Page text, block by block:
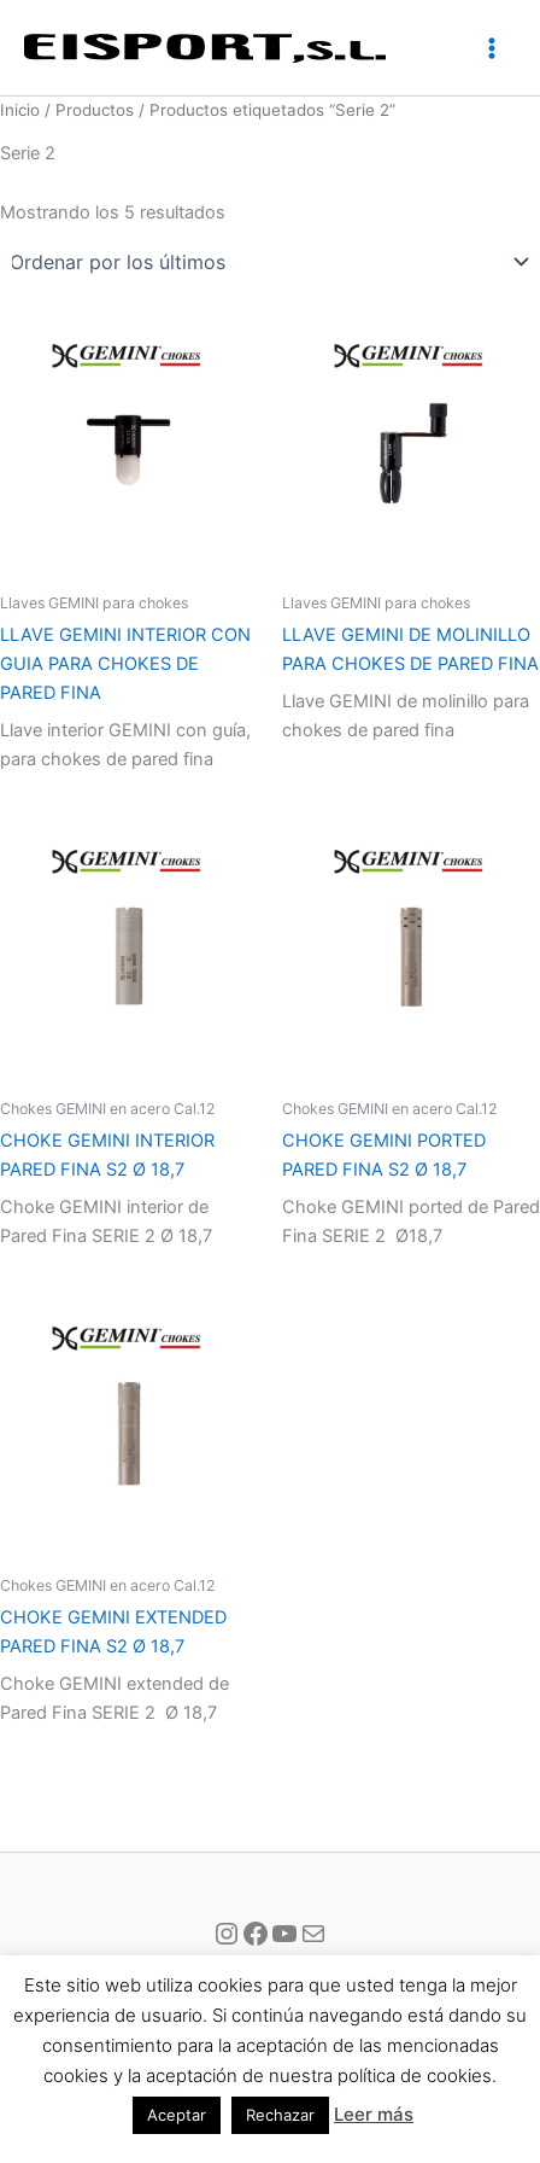
Inicio / Productos / Productos etiquetados “Serie 2”
Serie 2
Mostrando los 5 resultados
últimos
Llaves GEMINI para chokes
LLAVE GEMINI INTERIOR CON
GUIA PARA CHOKES DE
PARED FINA
Llave interior GEMINI con guía,
para chokes de pared fina
Llaves GEMINI para chokes
LLAVE GEMINI DE MOLINILLO
PARA CHOKES DE PARED FINA
Llave GEMINI de molinillo para
chokes de pared fina
Chokes GEMINI en acero Cal.12
CHOKE GEMINI INTERIOR
PARED FINA S2 Ø 18,7
Choke GEMINI interior de
Pared Fina SERIE 2 Ø 18,7
Chokes GEMINI en acero Cal.12
CHOKE GEMINI PORTED
PARED FINA S2 Ø 18,7
Choke GEMINI ported de Pared
Fina SERIE 2 Ø18,7
Chokes GEMINI en acero Cal.12
CHOKE GEMINI EXTENDED
PARED FINA S2 Ø 18,7
Choke GEMINI extended de
Pared Fina SERIE 2 Ø 18,7
Instagram
Facebook
YouTube
Correo electrónico
Todos los derechos © 2026 Eisport | Funciona gracias aTema
Astra para WordPress
Este sitio web utiliza cookies para que usted tenga la mejor
experiencia de usuario. Si continúa navegando está dando su
consentimiento para la aceptación de las mencionadas
cookies y la aceptación de nuestra política de cookies.
Aceptar Rechazar Leer más